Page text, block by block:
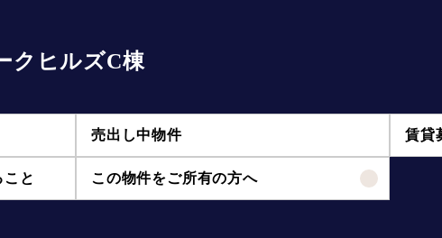
クヒルズC棟
売出し中物件 賃貸
と この物件をご所有の方へ